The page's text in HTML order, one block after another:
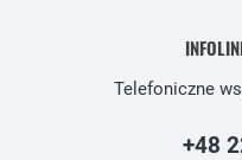
Telefoniczne
+48